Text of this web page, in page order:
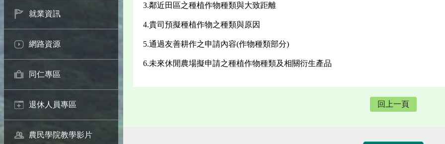
就業資訊
網路資源
同仁專區
退休人員專區
農民學院教學影片
3.鄰近田區之種植作物種類與大致距離
4.貴司預擬種植作物之種類與原因
5.通過友善耕作之申請內容(作物種類部分)
6.未來休閒農場擬申請之種植作物種類及相關衍生產品
回上一頁